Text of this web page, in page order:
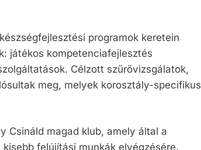
programok keretein
játékos kompetenciafejlesztés
Célzott szűrővizsgálatok,
meg, melyek korosztály-specifikus
Csináld magad klub, amely által a
felújítási munkák elvégzésére.